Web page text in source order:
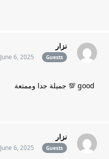
نزار
Guests
June 6, 2025
good 💯 جميلة جدا وممتعة
نزار
Guests
June 6, 2025